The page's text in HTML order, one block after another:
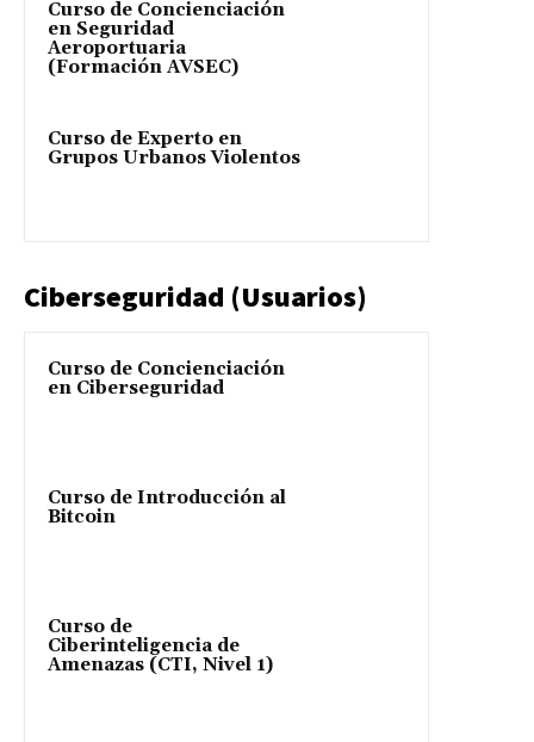
Curso de Concienciación
en Seguridad
Aeroportuaria
(Formación AVSEC)
Curso de Experto en
Grupos Urbanos Violentos
Ciberseguridad (Usuarios)
Curso de Concienciación
en Ciberseguridad
Curso de Introducción al
Bitcoin
Curso de
Ciberinteligencia de
Amenazas (CTI, Nivel 1)